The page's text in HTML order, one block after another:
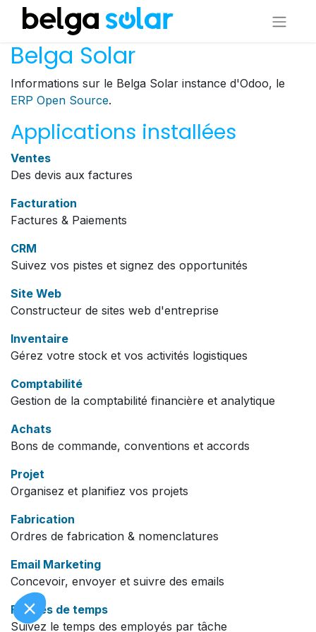
Belga Solar
Informations sur le Belga Solar instance d'Odoo, le
ERP Open Source.
Applications installées
Ventes
Des devis aux factures
Facturation
Factures & Paiements
CRM
Suivez vos pistes et signez des opportunités
Site Web
Constructeur de sites web d'entreprise
Inventaire
Gérez votre stock et vos activités logistiques
Comptabilité
Gestion de la comptabilité financière et analytique
Achats
Bons de commande, conventions et accords
Projet
Organisez et planifiez vos projets
Fabrication
Ordres de fabrication & nomenclatures
Email Marketing
Concevoir, envoyer et suivre des emails
Feuilles de temps
Suivez le temps des employés par tâche